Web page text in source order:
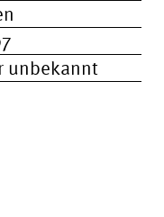
unbekannt